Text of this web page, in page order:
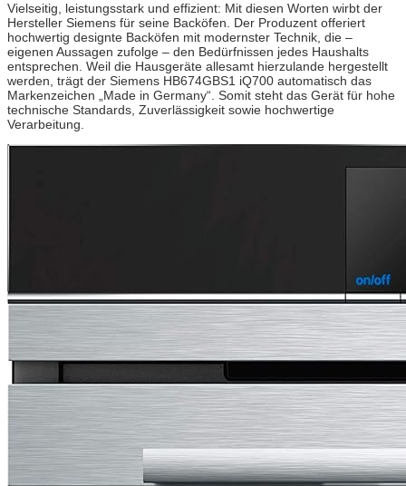
Vielseitig, leistungsstark und effizient: Mit diesen Worten wirbt der
Hersteller Siemens für seine Backöfen. Der Produzent offeriert
hochwertig designte Backöfen mit modernster Technik, die –
eigenen Aussagen zufolge – den Bedürfnissen jedes Haushalts
entsprechen. Weil die Hausgeräte allesamt hierzulande hergestellt
werden, trägt der Siemens HB674GBS1 iQ700 automatisch das
Markenzeichen „Made in Germany“. Somit steht das Gerät für hohe
technische Standards, Zuverlässigkeit sowie hochwertige
Verarbeitung.